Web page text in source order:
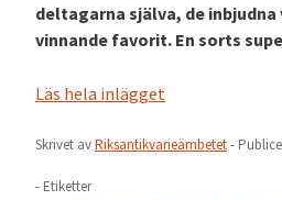
deltagarna själva, de inbjudna
vinnande favorit. En sorts
Läs hela inlägget
Skrivet avRiksantikvarieämbetet-
- Etiketter